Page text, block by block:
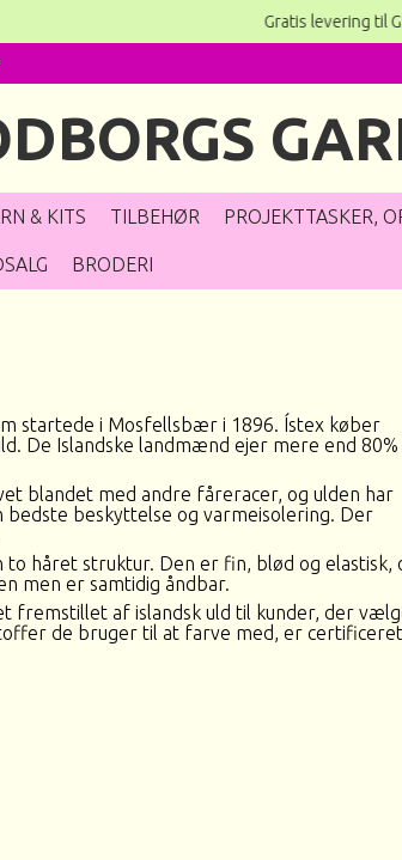
Gratis levering til
& KITS TILBEHØR PROJEKTTASKER,
BRODERI
startede i Mosfellsbær i 1896. Ístex køber
De Islandske landmænd ejer mere end
blandet med andre fåreracer, og ulden har
beskyttelse og varmeisolering. Der
håret struktur. Den er fin, blød og elastisk,
men er samtidig åndbar.
fremstillet af islandsk uld til kunder, der
de bruger til at farve med, er certificeret